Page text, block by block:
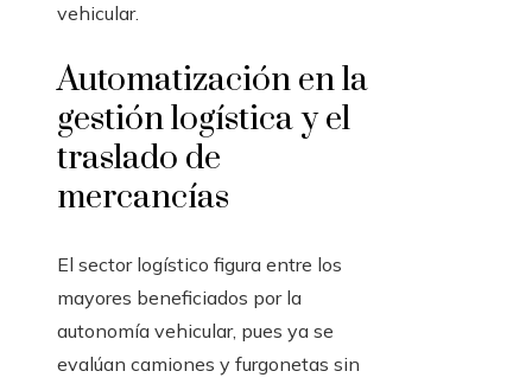
vehicular.
Automatización en la
gestión logística y el
traslado de
mercancías
El sector logístico figura entre los
mayores beneficiados por la
autonomía vehicular, pues ya se
evalúan camiones y furgonetas sin